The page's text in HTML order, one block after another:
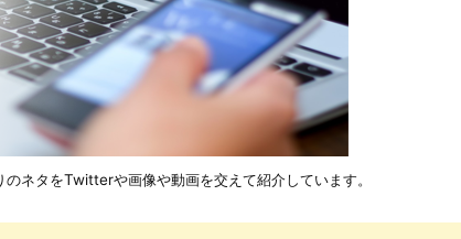
ネタをTwitterや画像や動画を交えて紹介しています。